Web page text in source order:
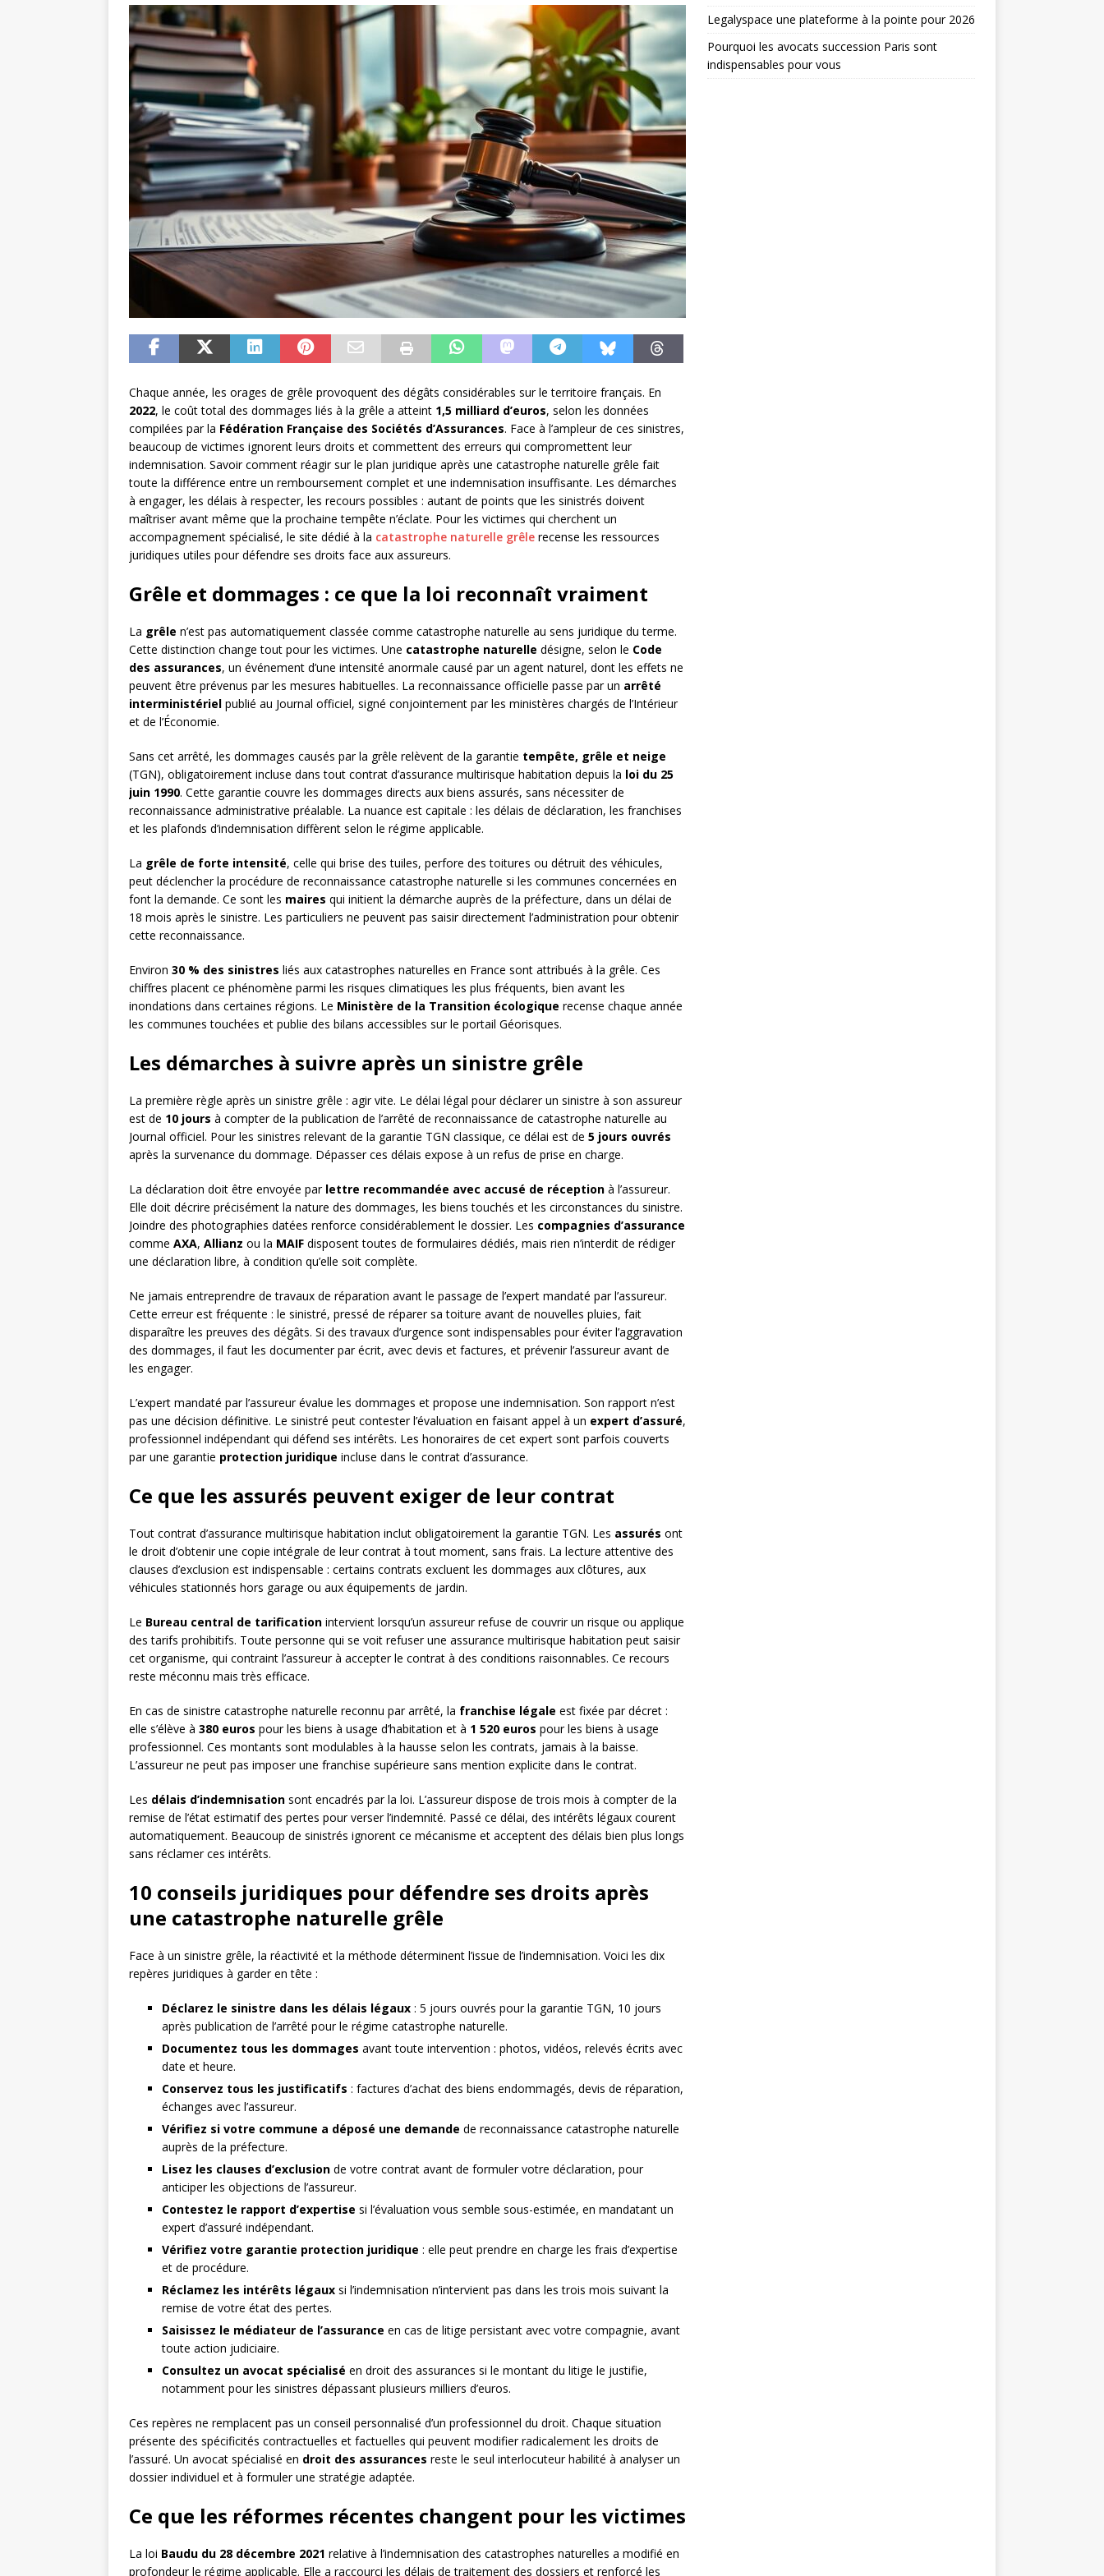
Chaque année, les orages de grêle provoquent des dégâts considérables sur le territoire français. En
2022, le coût total des dommages liés à la grêle a atteint 1,5 milliard d’euros, selon les données
compilées par la Fédération Française des Sociétés d’Assurances. Face à l’ampleur de ces sinistres,
beaucoup de victimes ignorent leurs droits et commettent des erreurs qui compromettent leur
indemnisation. Savoir comment réagir sur le plan juridique après une catastrophe naturelle grêle fait
toute la différence entre un remboursement complet et une indemnisation insuffisante. Les démarches
à engager, les délais à respecter, les recours possibles : autant de points que les sinistrés doivent
maîtriser avant même que la prochaine tempête n’éclate. Pour les victimes qui cherchent un
accompagnement spécialisé, le site dédié à la catastrophe naturelle grêle recense les ressources
juridiques utiles pour défendre ses droits face aux assureurs.
Grêle et dommages : ce que la loi reconnaît vraiment
La grêle n’est pas automatiquement classée comme catastrophe naturelle au sens juridique du terme.
Cette distinction change tout pour les victimes. Une catastrophe naturelle désigne, selon le Code
des assurances, un événement d’une intensité anormale causé par un agent naturel, dont les effets ne
peuvent être prévenus par les mesures habituelles. La reconnaissance officielle passe par un arrêté
interministériel publié au Journal officiel, signé conjointement par les ministères chargés de l’Intérieur
et de l’Économie.
Sans cet arrêté, les dommages causés par la grêle relèvent de la garantie tempête, grêle et neige
(TGN), obligatoirement incluse dans tout contrat d’assurance multirisque habitation depuis la loi du 25
juin 1990. Cette garantie couvre les dommages directs aux biens assurés, sans nécessiter de
reconnaissance administrative préalable. La nuance est capitale : les délais de déclaration, les franchises
et les plafonds d’indemnisation diffèrent selon le régime applicable.
La grêle de forte intensité, celle qui brise des tuiles, perfore des toitures ou détruit des véhicules,
peut déclencher la procédure de reconnaissance catastrophe naturelle si les communes concernées en
font la demande. Ce sont les maires qui initient la démarche auprès de la préfecture, dans un délai de
18 mois après le sinistre. Les particuliers ne peuvent pas saisir directement l’administration pour obtenir
cette reconnaissance.
Environ 30 % des sinistres liés aux catastrophes naturelles en France sont attribués à la grêle. Ces
chiffres placent ce phénomène parmi les risques climatiques les plus fréquents, bien avant les
inondations dans certaines régions. Le Ministère de la Transition écologique recense chaque année
les communes touchées et publie des bilans accessibles sur le portail Géorisques.
Les démarches à suivre après un sinistre grêle
La première règle après un sinistre grêle : agir vite. Le délai légal pour déclarer un sinistre à son assureur
est de 10 jours à compter de la publication de l’arrêté de reconnaissance de catastrophe naturelle au
Journal officiel. Pour les sinistres relevant de la garantie TGN classique, ce délai est de 5 jours ouvrés
après la survenance du dommage. Dépasser ces délais expose à un refus de prise en charge.
La déclaration doit être envoyée par lettre recommandée avec accusé de réception à l’assureur.
Elle doit décrire précisément la nature des dommages, les biens touchés et les circonstances du sinistre.
Joindre des photographies datées renforce considérablement le dossier. Les compagnies d’assurance
comme AXA, Allianz ou la MAIF disposent toutes de formulaires dédiés, mais rien n’interdit de rédiger
une déclaration libre, à condition qu’elle soit complète.
Ne jamais entreprendre de travaux de réparation avant le passage de l’expert mandaté par l’assureur.
Cette erreur est fréquente : le sinistré, pressé de réparer sa toiture avant de nouvelles pluies, fait
disparaître les preuves des dégâts. Si des travaux d’urgence sont indispensables pour éviter l’aggravation
des dommages, il faut les documenter par écrit, avec devis et factures, et prévenir l’assureur avant de
les engager.
L’expert mandaté par l’assureur évalue les dommages et propose une indemnisation. Son rapport n’est
pas une décision définitive. Le sinistré peut contester l’évaluation en faisant appel à un expert d’assuré,
professionnel indépendant qui défend ses intérêts. Les honoraires de cet expert sont parfois couverts
par une garantie protection juridique incluse dans le contrat d’assurance.
Ce que les assurés peuvent exiger de leur contrat
Tout contrat d’assurance multirisque habitation inclut obligatoirement la garantie TGN. Les assurés ont
le droit d’obtenir une copie intégrale de leur contrat à tout moment, sans frais. La lecture attentive des
clauses d’exclusion est indispensable : certains contrats excluent les dommages aux clôtures, aux
véhicules stationnés hors garage ou aux équipements de jardin.
Le Bureau central de tarification intervient lorsqu’un assureur refuse de couvrir un risque ou applique
des tarifs prohibitifs. Toute personne qui se voit refuser une assurance multirisque habitation peut saisir
cet organisme, qui contraint l’assureur à accepter le contrat à des conditions raisonnables. Ce recours
reste méconnu mais très efficace.
En cas de sinistre catastrophe naturelle reconnu par arrêté, la franchise légale est fixée par décret :
elle s’élève à 380 euros pour les biens à usage d’habitation et à 1 520 euros pour les biens à usage
professionnel. Ces montants sont modulables à la hausse selon les contrats, jamais à la baisse.
L’assureur ne peut pas imposer une franchise supérieure sans mention explicite dans le contrat.
Les délais d’indemnisation sont encadrés par la loi. L’assureur dispose de trois mois à compter de la
remise de l’état estimatif des pertes pour verser l’indemnité. Passé ce délai, des intérêts légaux courent
automatiquement. Beaucoup de sinistrés ignorent ce mécanisme et acceptent des délais bien plus longs
sans réclamer ces intérêts.
10 conseils juridiques pour défendre ses droits après
une catastrophe naturelle grêle
Face à un sinistre grêle, la réactivité et la méthode déterminent l’issue de l’indemnisation. Voici les dix
repères juridiques à garder en tête :
Déclarez le sinistre dans les délais légaux : 5 jours ouvrés pour la garantie TGN, 10 jours
après publication de l’arrêté pour le régime catastrophe naturelle.
Documentez tous les dommages avant toute intervention : photos, vidéos, relevés écrits avec
date et heure.
Conservez tous les justificatifs : factures d’achat des biens endommagés, devis de réparation,
échanges avec l’assureur.
Vérifiez si votre commune a déposé une demande de reconnaissance catastrophe naturelle
auprès de la préfecture.
Lisez les clauses d’exclusion de votre contrat avant de formuler votre déclaration, pour
anticiper les objections de l’assureur.
Contestez le rapport d’expertise si l’évaluation vous semble sous-estimée, en mandatant un
expert d’assuré indépendant.
Vérifiez votre garantie protection juridique : elle peut prendre en charge les frais d’expertise
et de procédure.
Réclamez les intérêts légaux si l’indemnisation n’intervient pas dans les trois mois suivant la
remise de votre état des pertes.
Saisissez le médiateur de l’assurance en cas de litige persistant avec votre compagnie, avant
toute action judiciaire.
Consultez un avocat spécialisé en droit des assurances si le montant du litige le justifie,
notamment pour les sinistres dépassant plusieurs milliers d’euros.
Ces repères ne remplacent pas un conseil personnalisé d’un professionnel du droit. Chaque situation
présente des spécificités contractuelles et factuelles qui peuvent modifier radicalement les droits de
l’assuré. Un avocat spécialisé en droit des assurances reste le seul interlocuteur habilité à analyser un
dossier individuel et à formuler une stratégie adaptée.
Ce que les réformes récentes changent pour les victimes
La loi Baudu du 28 décembre 2021 relative à l’indemnisation des catastrophes naturelles a modifié en
profondeur le régime applicable. Elle a raccourci les délais de traitement des dossiers et renforcé les
Legalyspace une plateforme à la pointe pour 2026
Pourquoi les avocats succession Paris sont
indispensables pour vous